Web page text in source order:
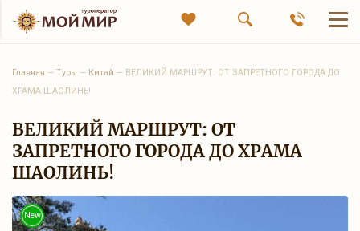
Главная — Туры — Китай — ВЕЛИКИЙ МАРШРУТ: ОТ ЗАПРЕТНОГО ГОРОДА ДО
ХРАМА ШАОЛИНЬ!
ВЕЛИКИЙ МАРШРУТ: ОТ
ЗАПРЕТНОГО ГОРОДА ДО ХРАМА
ШАОЛИНЬ!
New